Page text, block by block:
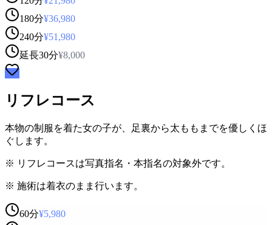
180分¥36,980
240分¥51,980
延長30分¥8,000
リフレコース
本物の制服を着た女の子が、足裏から太ももまでを優しくほ
ぐします。
※ リフレコースは写真指名・本指名の対象外です。
※ 施術は着衣のまま行います。
60分¥5,980